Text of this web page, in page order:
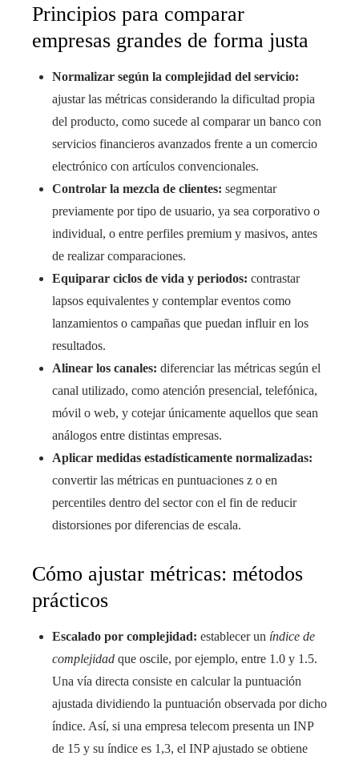
Principios para comparar
empresas grandes de forma justa
Normalizar según la complejidad del servicio:
ajustar las métricas considerando la dificultad propia
del producto, como sucede al comparar un banco con
servicios financieros avanzados frente a un comercio
electrónico con artículos convencionales.
Controlar la mezcla de clientes: segmentar
previamente por tipo de usuario, ya sea corporativo o
individual, o entre perfiles premium y masivos, antes
de realizar comparaciones.
Equiparar ciclos de vida y periodos: contrastar
lapsos equivalentes y contemplar eventos como
lanzamientos o campañas que puedan influir en los
resultados.
Alinear los canales: diferenciar las métricas según el
canal utilizado, como atención presencial, telefónica,
móvil o web, y cotejar únicamente aquellos que sean
análogos entre distintas empresas.
Aplicar medidas estadísticamente normalizadas:
convertir las métricas en puntuaciones z o en
percentiles dentro del sector con el fin de reducir
distorsiones por diferencias de escala.
Cómo ajustar métricas: métodos
prácticos
Escalado por complejidad: establecer un índice de
complejidad que oscile, por ejemplo, entre 1.0 y 1.5.
Una vía directa consiste en calcular la puntuación
ajustada dividiendo la puntuación observada por dicho
índice. Así, si una empresa telecom presenta un INP
de 15 y su índice es 1,3, el INP ajustado se obtiene